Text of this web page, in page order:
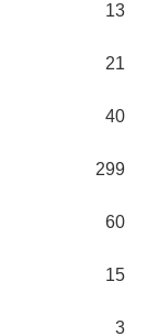
13
21
40
299
60
15
3